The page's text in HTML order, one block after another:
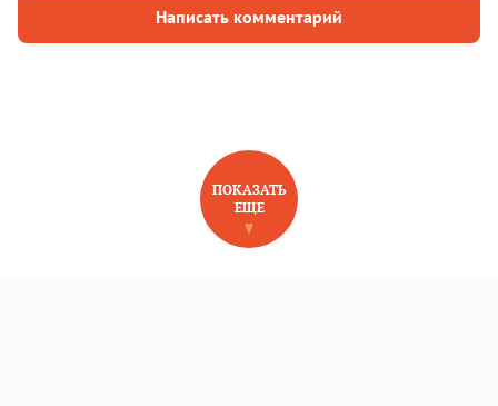
Написать комментарий
НОВОЕ НА САЙТЕ
ПОКАЗАТЬ
ЕЩЕ